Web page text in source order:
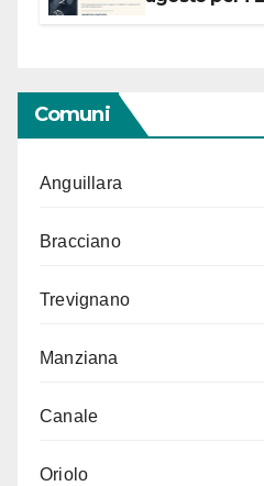
Comuni
Anguillara
Bracciano
Trevignano
Manziana
Canale
Oriolo